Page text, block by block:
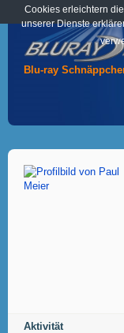
Blu-ray
Aktivität
Cookies erleichtern
unserer Dienste